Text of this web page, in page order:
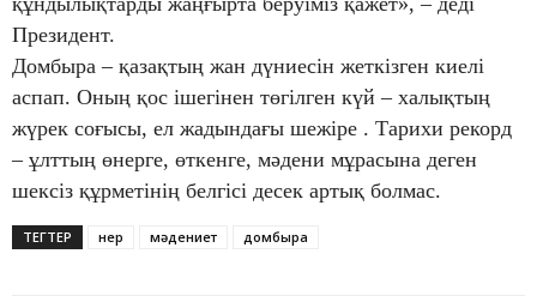
Президент.
Домбыра – қазақтың жан дүниесін жеткізген киелі
аспап. Оның қос ішегінен төгілген күй – халықтың
жүрек соғысы, ел жадындағы шежіре . Тарихи рекорд
– ұлттың өнерге, өткенге, мәдени мұрасына деген
шексіз құрметінің белгісі десек артық болмас.
ТЕГТЕР өнер мәдениет домбыра